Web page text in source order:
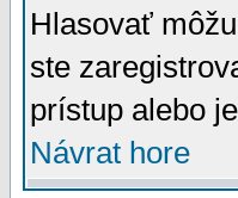
Hlasovať
ste
prístup alebo
Návrat hore